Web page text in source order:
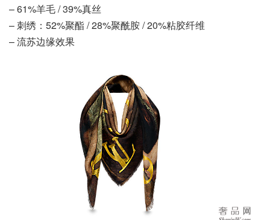
– 61%羊毛 / 39%真丝
– 刺绣：52%聚酯 / 28%聚酰胺 / 20%粘胶纤维
– 流苏边缘效果